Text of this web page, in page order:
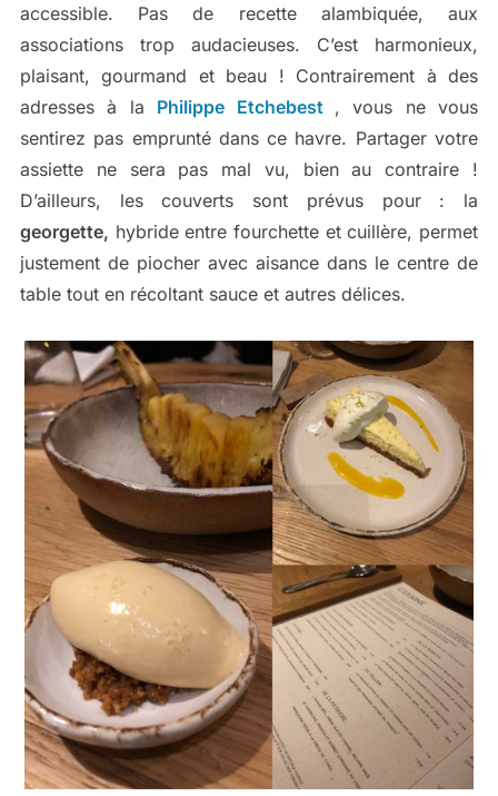
accessible. Pas de recette alambiquée, aux
associations trop audacieuses. C’est harmonieux,
plaisant, gourmand et beau ! Contrairement à des
adresses à la Philippe Etchebest , vous ne vous
sentirez pas emprunté dans ce havre. Partager votre
assiette ne sera pas mal vu, bien au contraire !
D’ailleurs, les couverts sont prévus pour : la
georgette, hybride entre fourchette et cuillère, permet
justement de piocher avec aisance dans le centre de
table tout en récoltant sauce et autres délices.